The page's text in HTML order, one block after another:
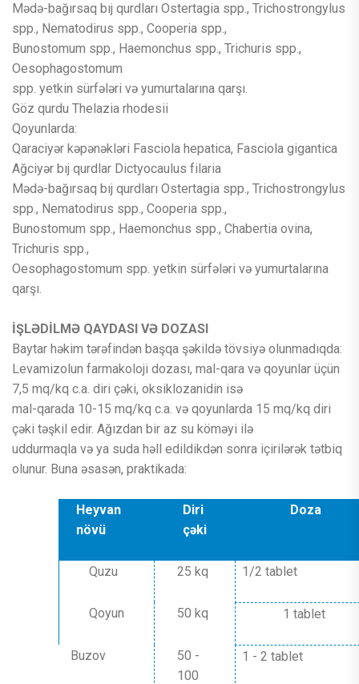
Mədə-bağırsaq bıj qurdları Ostertagia spp., Trichostrongylus
spp., Nematodirus spp., Cooperia spp.,
Bunostomum spp., Haemonchus spp., Trichuris spp.,
Oesophagostomum
spp. yetkin sürfələri və yumurtalarına qarşı.
Göz qurdu Thelazia rhodesii
Qoyunlarda:
Qaraciyər kəpənəkləri Fasciola hepatica, Fasciola gigantica
Ağciyər bıj qurdlar Dictyocaulus filaria
Mədə-bağırsaq bıj qurdları Ostertagia spp., Trichostrongylus
spp., Nematodirus spp., Cooperia spp.,
Bunostomum spp., Haemonchus spp., Chabertia ovina,
Trichuris spp.,
Oesophagostomum spp. yetkin sürfələri və yumurtalarına
qarşı.
İŞLƏDİLMƏ QAYDASI VƏ DOZASI
Baytar həkim tərəfindən başqa şəkildə tövsiyə olunmadıqda:
Levamizolun farmakoloji dozası, mal-qara və qoyunlar üçün
7,5 mq/kq c.a. diri çəki, oksiklozanidin isə
mal-qarada 10-15 mq/kq c.a. və qoyunlarda 15 mq/kq diri
çəki təşkil edir. Ağızdan bir az su köməyi ilə
uddurmaqla və ya suda həll edildikdən sonra içirilərək tətbiq
olunur. Buna əsasən, praktikada:
Heyvan
növü
Diri
çəki
Doza
Quzu 25 kq 1/2 tablet
Qoyun 50 kq 1 tablet
Buzov
50 -
100
1 - 2 tablet